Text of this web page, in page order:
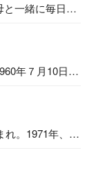
と一緒に毎日の
年７月10日生
。1971年、